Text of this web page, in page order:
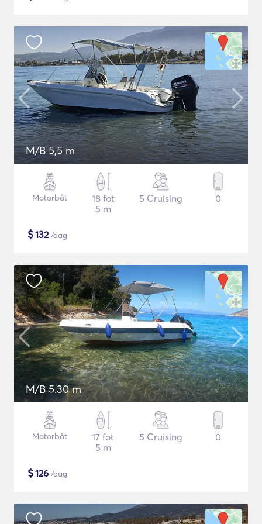
M/B 5,5 m
Motorbåt
18 fot
5 m
5 Cruising 0
$132/dag
M/B 5.30 m
Motorbåt
17 fot
5 m
5 Cruising 0
$126 /dag